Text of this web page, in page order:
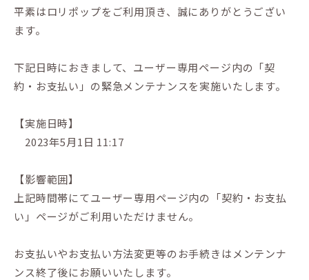
平素はロリポップをご利用頂き、誠にありがとうござい
ます。
下記日時におきまして、ユーザー専用ページ内の「契
約・お支払い」の緊急メンテナンスを実施いたします。
【実施日時】
2023年5月1日 11:17
【影響範囲】
上記時間帯にてユーザー専用ページ内の「契約・お支払
い」ページがご利用いただけません。
お支払いやお支払い方法変更等のお手続きはメンテンナ
ンス終了後にお願いいたします。